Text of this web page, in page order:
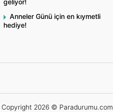
geliyor!
Anneler Günü için en kıymetli
hediye!
Copyright 2026 © Paradurumu.com